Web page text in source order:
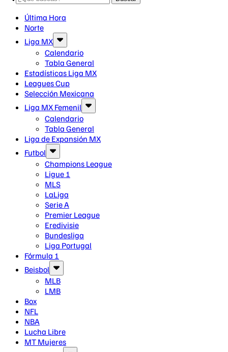
Última Hora
Norte
Liga MX
Calendario
Tabla General
Estadísticas Liga MX
Leagues Cup
Selección Mexicana
Liga MX Femenil
Calendario
Tabla General
Liga de Expansión MX
Futbol
Champions League
Ligue 1
MLS
LaLiga
Serie A
Premier League
Eredivisie
Bundesliga
Liga Portugal
Fórmula 1
Beisbol
MLB
LMB
Box
NFL
NBA
Lucha Libre
MT Mujeres